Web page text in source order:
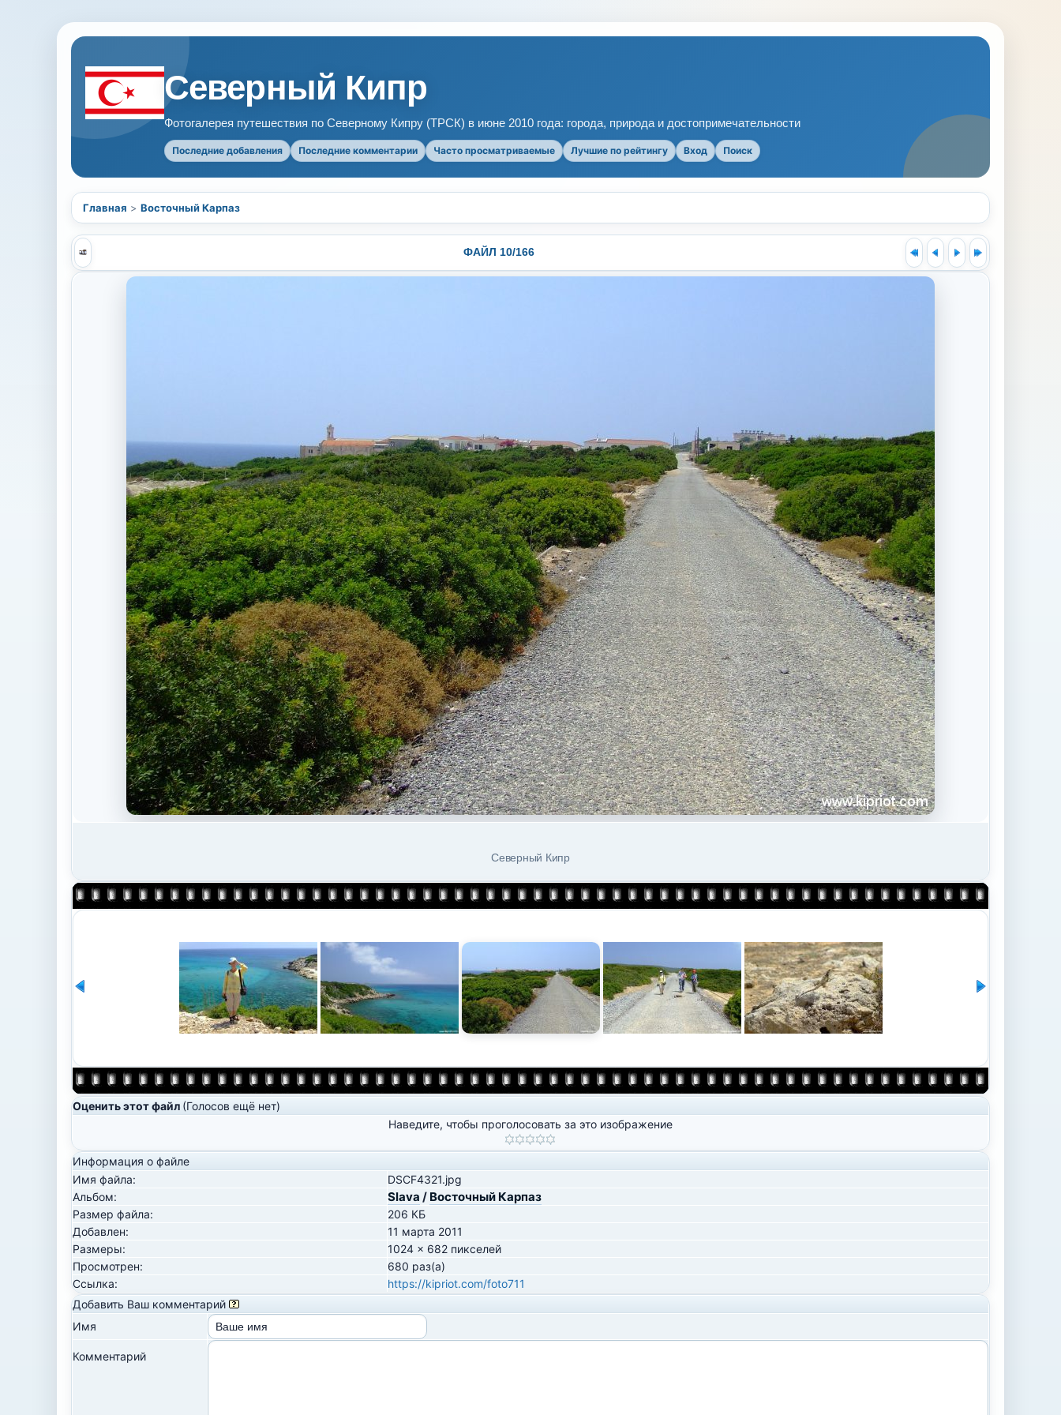
Северный Кипр
Фотогалерея путешествия по Северному Кипру (ТРСК) в июне 2010 года: города, природа и достопримечательности
Последние добавления Последние комментарии Часто просматриваемые Лучшие по рейтингу Вход Поиск
Главная > Восточный Карпаз
ФАЙЛ 10/166
Северный Кипр
Оценить этот файл (Голосов ещё нет)
Наведите, чтобы проголосовать за это изображение
Информация о файле
Имя файла:
DSCF4321.jpg
Альбом:
Slava / Восточный Карпаз
Размер файла:
206 КБ
Добавлен:
11 марта 2011
Размеры:
1024 x 682 пикселей
Просмотрен:
680 раз(а)
Ссылка:
https://kipriot.com/foto711
Добавить Ваш комментарий
Имя
Комментарий